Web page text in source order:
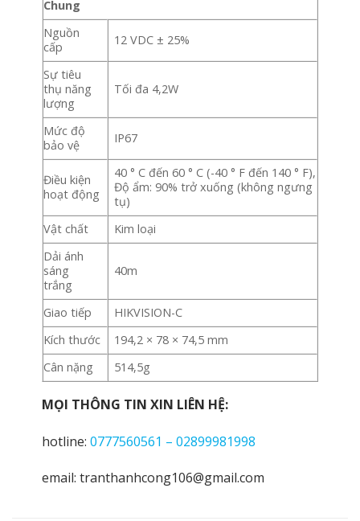
Chung
Nguồn
cấp
12 VDC ± 25%
Sự tiêu
thụ năng
lượng
Tối đa 4,2W
Mức độ
bảo vệ
IP67
Điều kiện
hoạt động
40 ° C đến 60 ° C (-40 ° F đến 140 ° F),
Độ ẩm: 90% trở xuống (không ngưng
tụ)
Vật chất
Kim loại
Dải ánh
sáng
trắng
40m
Giao tiếp
HIKVISION-C
Kích thước
194,2 × 78 × 74,5 mm
Cân nặng
514,5g
MỌI THÔNG TIN XIN LIÊN HỆ:
hotline: 0777560561 – 02899981998
email: tranthanhcong106@gmail.com